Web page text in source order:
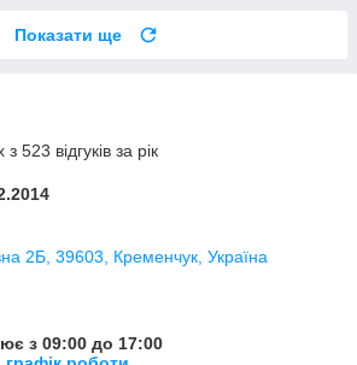
Показати ще
523 відгуків за рік
2Б, 39603, Кременчук, Україна
з 09:00 до 17:00